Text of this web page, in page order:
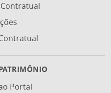
Portal